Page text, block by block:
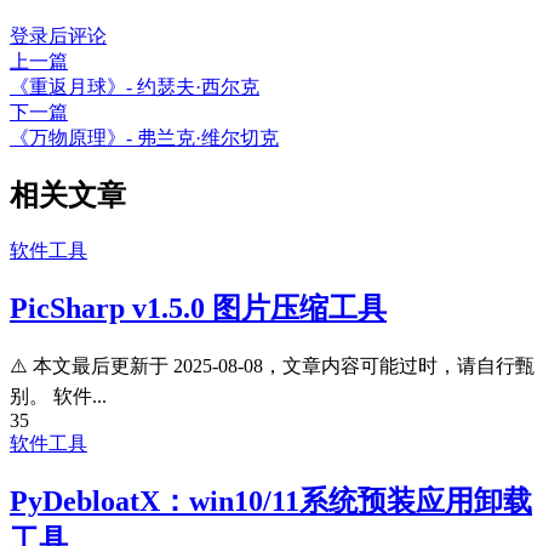
登录后评论
上一篇
《重返月球》- 约瑟夫·西尔克
下一篇
《万物原理》- 弗兰克·维尔切克
相关文章
软件工具
PicSharp v1.5.0 图片压缩工具
⚠️ 本文最后更新于 2025-08-08，文章内容可能过时，请自行甄
别。 软件...
35
软件工具
PyDebloatX：win10/11系统预装应用卸载
工具